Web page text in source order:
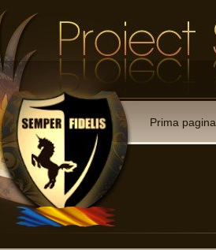
Prima pagina